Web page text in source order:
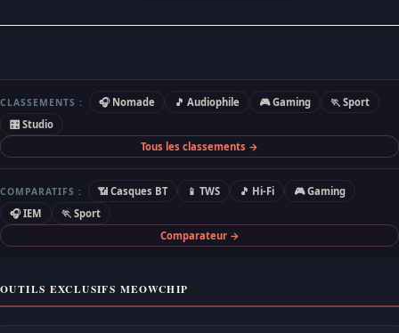
CLASSEMENTS : 🎧 Nomade 🎵 Audiophile 🎮 Gaming
🏃 Sport
🎛 Studio
Tous les classements →
COMPARATIFS : 📶 Casques BT 📱 TWS 🎵 Hi-Fi
🎮 Gaming
🎧 IEM
🏃 Sport
Comparateur →
OUTILS EXCLUSIFS MEOWCHIP